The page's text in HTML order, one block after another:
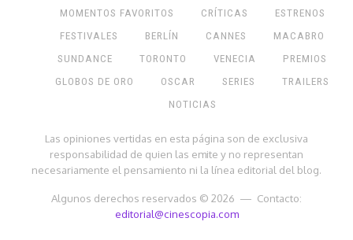
MOMENTOS FAVORITOS
CRÍTICAS
ESTRENOS
FESTIVALES
BERLÍN CANNES
MACABRO
SUNDANCE
TORONTO VENECIA
PREMIOS
GLOBOS DE ORO
OSCAR SERIES
TRAILERS
NOTICIAS
Las opiniones vertidas en esta página son de exclusiva
responsabilidad de quien las emite y no representan
necesariamente el pensamiento ni la línea editorial del blog.
Algunos derechos reservados © 2026 — Contacto:
editorial@cinescopia.com